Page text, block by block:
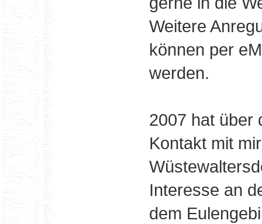
Weitere
können per
werden.
2007 hat über
Kontakt mit
Interesse an
dem